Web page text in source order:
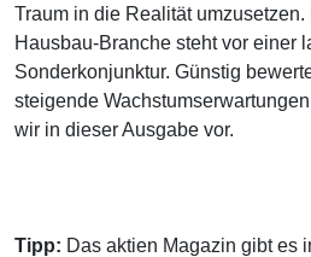
Traum in die Realität
Hausbau-Branche steht vor einer
Sonderkonjunktur. Günstig
steigende
wir in dieser Ausgabe vor.
Tipp: Das aktien Magazin gibt es